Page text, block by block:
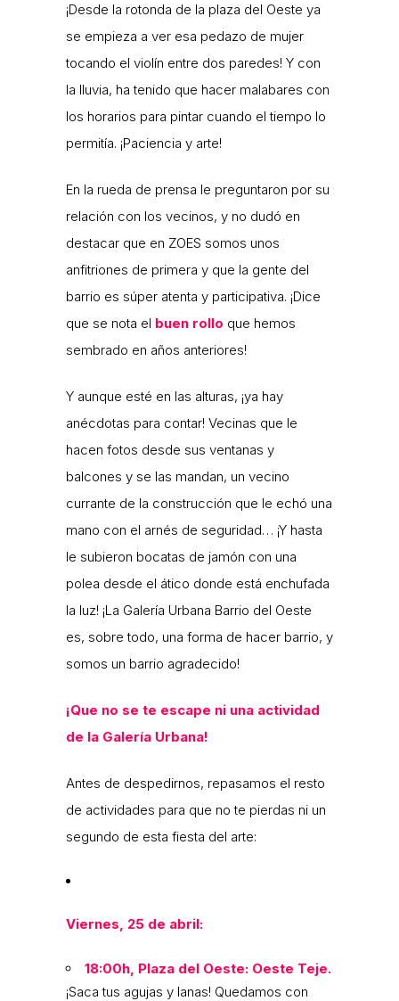
¡Desde la rotonda de la plaza del Oeste ya
se empieza a ver esa pedazo de mujer
tocando el violín entre dos paredes! Y con
la lluvia, ha tenido que hacer malabares con
los horarios para pintar cuando el tiempo lo
permitía. ¡Paciencia y arte!
En la rueda de prensa le preguntaron por su
relación con los vecinos, y no dudó en
destacar que en ZOES somos unos
anfitriones de primera y que la gente del
barrio es súper atenta y participativa. ¡Dice
que se nota el buen rollo que hemos
sembrado en años anteriores!
Y aunque esté en las alturas, ¡ya hay
anécdotas para contar! Vecinas que le
hacen fotos desde sus ventanas y
balcones y se las mandan, un vecino
currante de la construcción que le echó una
mano con el arnés de seguridad… ¡Y hasta
le subieron bocatas de jamón con una
polea desde el ático donde está enchufada
la luz! ¡La Galería Urbana Barrio del Oeste
es, sobre todo, una forma de hacer barrio, y
somos un barrio agradecido!
¡Que no se te escape ni una actividad
de la Galería Urbana!
Antes de despedirnos, repasamos el resto
de actividades para que no te pierdas ni un
segundo de esta fiesta del arte:
Viernes, 25 de abril:
18:00h, Plaza del Oeste: Oeste Teje.
¡Saca tus agujas y lanas! Quedamos con